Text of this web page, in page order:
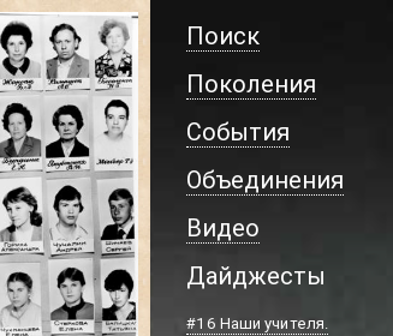
Поиск
Поколения
События
Объединения
Видео
Дайджесты
#16 Наши учителя.